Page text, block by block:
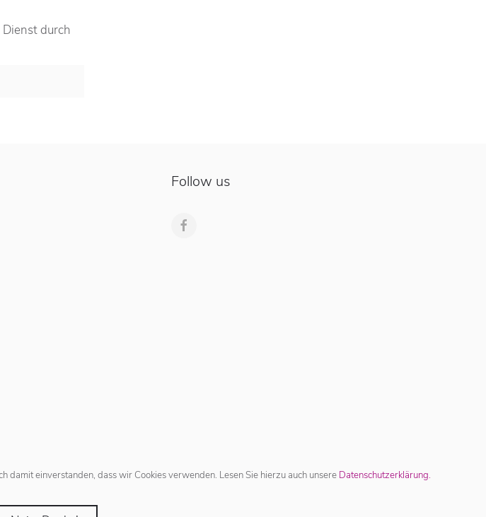
durch
Follow us
einverstanden, dass wir Cookies verwenden. Lesen Sie hierzu auch unsere Datenschutzerklärung.